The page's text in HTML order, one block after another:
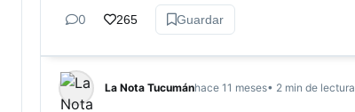
0 265 Guardar
La Nota Tucumánhace 11 meses• 2 min de lectura